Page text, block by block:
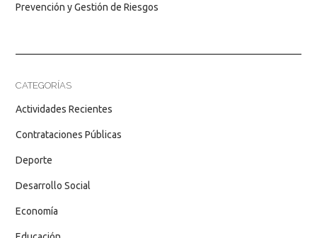
Prevención y Gestión de Riesgos
CATEGORÍAS
Actividades Recientes
Contrataciones Públicas
Deporte
Desarrollo Social
Economía